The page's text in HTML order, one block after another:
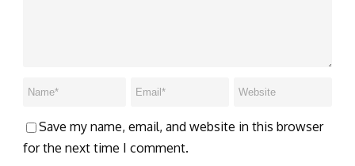
Save my name, email, and website in this browser
for the next time I comment.